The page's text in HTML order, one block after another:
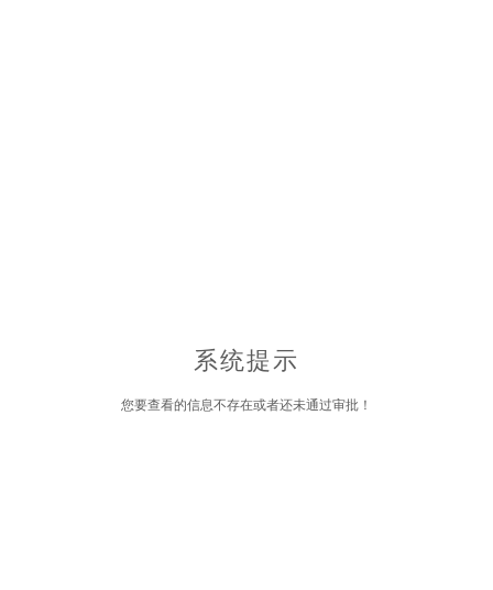
系统提示
您要查看的信息不存在或者还未通过审批！